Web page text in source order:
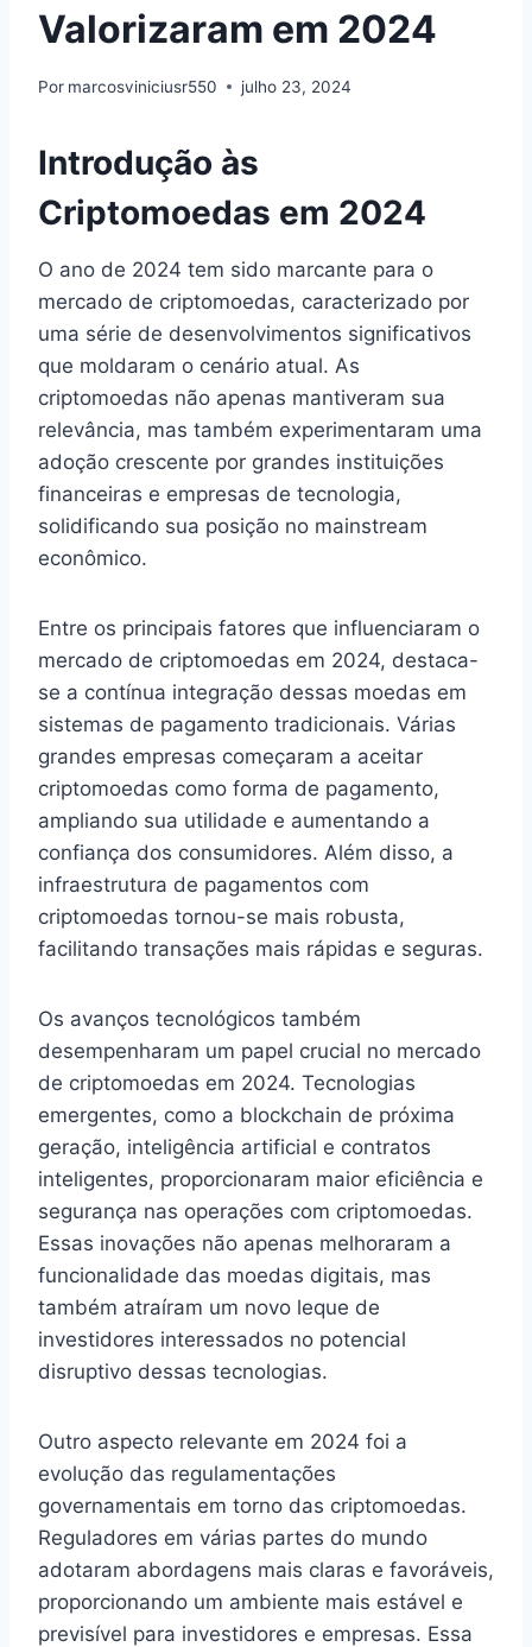
Valorizaram em 2024
Por marcosviniciusr550 julho 23, 2024
Introdução às
Criptomoedas em 2024
O ano de 2024 tem sido marcante para o
mercado de criptomoedas, caracterizado por
uma série de desenvolvimentos significativos
que moldaram o cenário atual. As
criptomoedas não apenas mantiveram sua
relevância, mas também experimentaram uma
adoção crescente por grandes instituições
financeiras e empresas de tecnologia,
solidificando sua posição no mainstream
econômico.
Entre os principais fatores que influenciaram o
mercado de criptomoedas em 2024, destaca-
se a contínua integração dessas moedas em
sistemas de pagamento tradicionais. Várias
grandes empresas começaram a aceitar
criptomoedas como forma de pagamento,
ampliando sua utilidade e aumentando a
confiança dos consumidores. Além disso, a
infraestrutura de pagamentos com
criptomoedas tornou-se mais robusta,
facilitando transações mais rápidas e seguras.
Os avanços tecnológicos também
desempenharam um papel crucial no mercado
de criptomoedas em 2024. Tecnologias
emergentes, como a blockchain de próxima
geração, inteligência artificial e contratos
inteligentes, proporcionaram maior eficiência e
segurança nas operações com criptomoedas.
Essas inovações não apenas melhoraram a
funcionalidade das moedas digitais, mas
também atraíram um novo leque de
investidores interessados no potencial
disruptivo dessas tecnologias.
Outro aspecto relevante em 2024 foi a
evolução das regulamentações
governamentais em torno das criptomoedas.
Reguladores em várias partes do mundo
adotaram abordagens mais claras e favoráveis,
proporcionando um ambiente mais estável e
previsível para investidores e empresas. Essa